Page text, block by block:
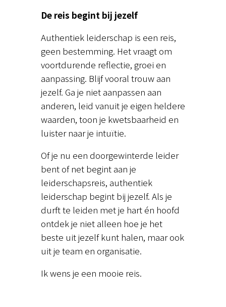
De reis begint bij jezelf
Authentiek leiderschap is een reis,
geen bestemming. Het vraagt om
voortdurende reflectie, groei en
aanpassing. Blijf vooral trouw aan
jezelf. Ga je niet aanpassen aan
anderen, leid vanuit je eigen heldere
waarden, toon je kwetsbaarheid en
luister naar je intuïtie.
Of je nu een doorgewinterde leider
bent of net begint aan je
leiderschapsreis, authentiek
leiderschap begint bij jezelf. Als je
durft te leiden met je hart én hoofd
ontdek je niet alleen hoe je het
beste uit jezelf kunt halen, maar ook
uit je team en organisatie.
Ik wens je een mooie reis.